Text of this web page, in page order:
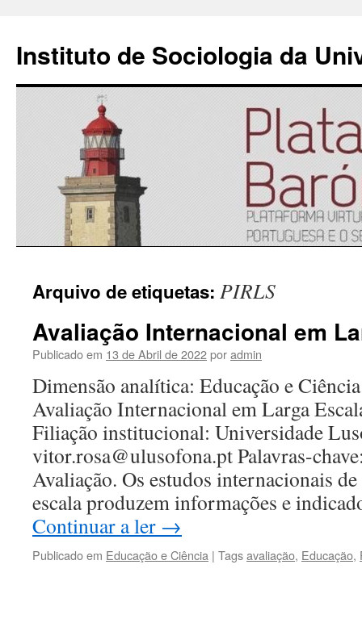
Instituto de Sociologia da
para
conteúdo
Arquivo de etiquetas: PIRLS
Avaliação Internacional em
Publicado em 13 de Abril de 2022poradmin
Dimensão analítica: Educação e
Avaliação Internacional em Larga
Filiação institucional: Universidade
vitor.rosa@ulusofona.pt Palavras-
Avaliação. Os estudos internacionais
escala produzem informações e
Continuar a ler →
Publicado em Educação e Ciência | Tagsavaliação, Educação,